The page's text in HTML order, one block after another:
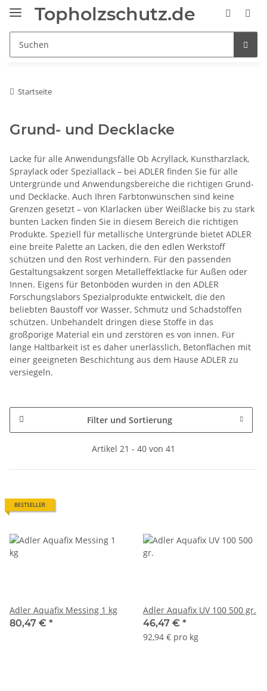
Topholzschutz.de
Startseite
Grund- und Decklacke
Lacke für alle Anwendungsfälle Ob Acryllack, Kunstharzlack,
Spraylack oder Speziallack – bei ADLER finden Sie für alle
Untergründe und Anwendungsbereiche die richtigen Grund-
und Decklacke. Auch Ihren Farbtonwünschen sind keine
Grenzen gesetzt – von Klarlacken über Weißlacke bis zu stark
bunten Lacken finden Sie in diesem Bereich die richtigen
Produkte. Speziell für metallische Untergründe bietet ADLER
eine breite Palette an Lacken, die den edlen Werkstoff
schützen und den Rost verhindern. Für den passenden
Gestaltungsakzent sorgen Metalleffektlacke für Außen oder
Innen. Eigens für Betonböden wurden in den ADLER
Forschungslabors Spezialprodukte entwickelt, die den
beliebten Baustoff vor Wasser, Schmutz und Schadstoffen
schützen. Unbehandelt dringen diese Stoffe in das
großporige Material ein und zerstören es von innen. Für
lange Haltbarkeit ist es daher unerlässlich, Betonflächen mit
einer geeigneten Beschichtung aus dem Hause ADLER zu
versiegeln.
Filter und Sortierung
Artikel 21 - 40 von 41
BESTSELLER
Adler Aquafix Messing 1 kg
80,47 € *
Adler Aquafix UV 100 500 gr.
46,47 € *
92,94 € pro kg